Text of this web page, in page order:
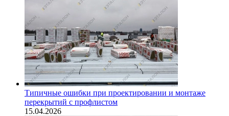
Типичные ошибки при проектировании и монтаже
перекрытий с профлистом
15.04.2026